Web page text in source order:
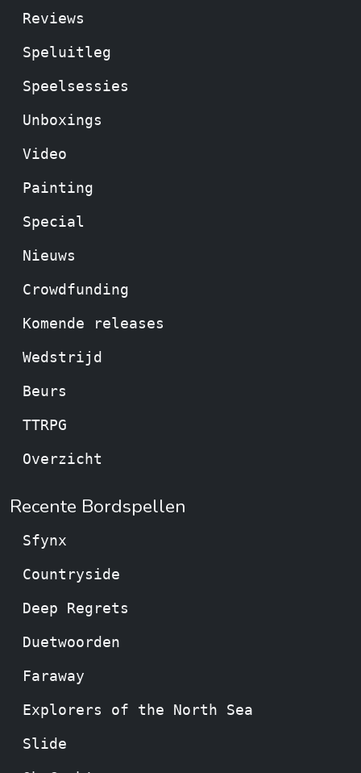
Reviews
Speluitleg
Speelsessies
Unboxings
Video
Painting
Special
Nieuws
Crowdfunding
Komende releases
Wedstrijd
Beurs
TTRPG
Overzicht
Recente Bordspellen
Sfynx
Countryside
Deep Regrets
Duetwoorden
Faraway
Explorers of the North Sea
Slide